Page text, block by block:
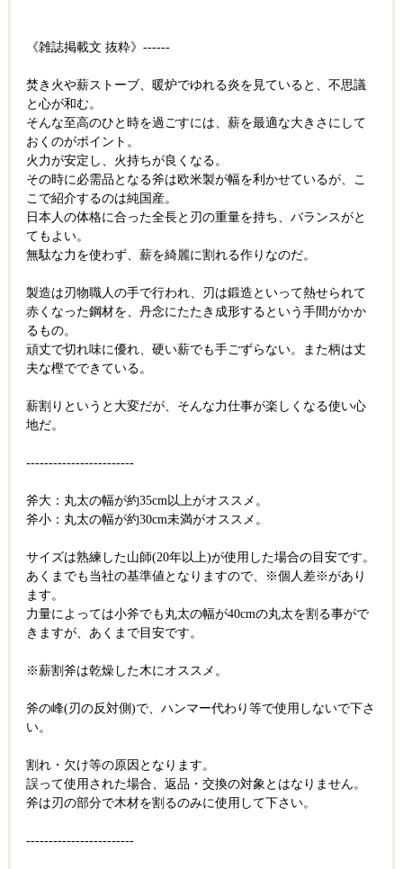
《雑誌掲載文 抜粋》------
焚き火や薪ストーブ、暖炉でゆれる炎を見ていると、不思議
と心が和む。
そんな至高のひと時を過ごすには、薪を最適な大きさにして
おくのがポイント。
火力が安定し、火持ちが良くなる。
その時に必需品となる斧は欧米製が幅を利かせているが、こ
こで紹介するのは純国産。
日本人の体格に合った全長と刃の重量を持ち、バランスがと
てもよい。
無駄な力を使わず、薪を綺麗に割れる作りなのだ。
製造は刃物職人の手で行われ、刃は鍛造といって熱せられて
赤くなった鋼材を、丹念にたたき成形するという手間がかか
るもの。
頑丈で切れ味に優れ、硬い薪でも手ごずらない。また柄は丈
夫な樫でできている。
薪割りというと大変だが、そんな力仕事が楽しくなる使い心
地だ。
------------------------
斧大：丸太の幅が約35cm以上がオススメ。
斧小：丸太の幅が約30cm未満がオススメ。
サイズは熟練した山師(20年以上)が使用した場合の目安です。
あくまでも当社の基準値となりますので、※個人差※があり
ます。
力量によっては小斧でも丸太の幅が40cmの丸太を割る事がで
きますが、あくまで目安です。
※薪割斧は乾燥した木にオススメ。
斧の峰(刃の反対側)で、ハンマー代わり等で使用しないで下さ
い。
割れ・欠け等の原因となります。
誤って使用された場合、返品・交換の対象とはなりません。
斧は刃の部分で木材を割るのみに使用して下さい。
------------------------